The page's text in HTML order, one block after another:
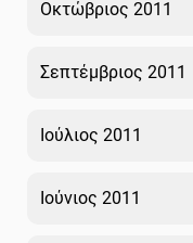
Οκτώβριος 2011
Σεπτέμβριος 2011
Ιούλιος 2011
Ιούνιος 2011